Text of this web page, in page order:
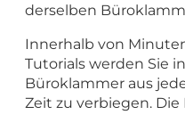
derselben
Innerhalb von
Tutorials werden Sie
Büroklammer aus
Zeit zu verbiegen.